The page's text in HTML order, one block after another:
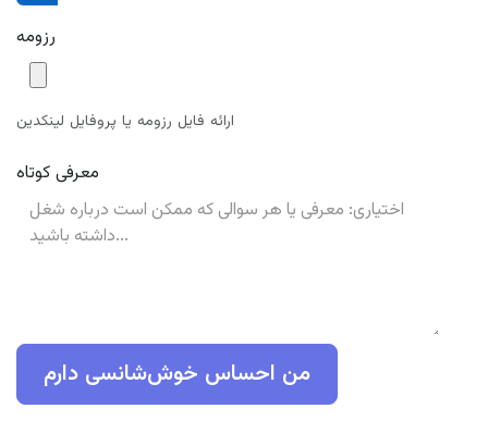
رزومه
ارائه فایل رزومه یا پروفایل لینکدین
معرفی کوتاه
من احساس خوش‌شانسی دارم